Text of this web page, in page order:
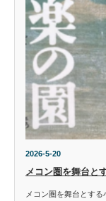
2026-5-20
メコン圏を舞台と
メコン圏を舞台とす